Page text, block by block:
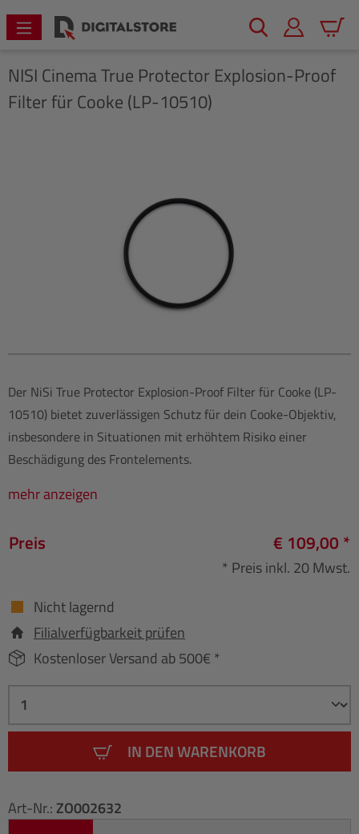
springen
NISI Cinema True Protector Explosion-Proof
Filter für Cooke (LP-10510)
Der NiSi True Protector Explosion-Proof Filter für Cooke (LP-
10510) bietet zuverlässigen Schutz für dein Cooke-Objektiv,
insbesondere in Situationen mit erhöhtem Risiko einer
Beschädigung des Frontelements.
mehr anzeigen
Preis € 109,00 *
* Preis inkl. 20 Mwst.
Nicht lagernd
Filialverfügbarkeit prüfen
Kostenloser Versand ab 500€ *
IN DEN WARENKORB
Art-Nr.: ZO002632